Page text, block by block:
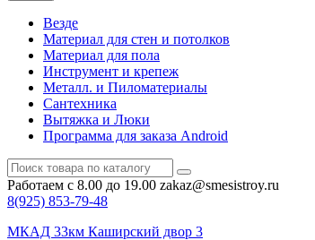
Везде
Материал для стен и потолков
Материал для пола
Инструмент и крепеж
Металл. и Пиломатериалы
Сантехника
Вытяжка и Люки
Программа для заказа Android
Работаем с 8.00 до 19.00 zakaz@smesistroy.ru
8(925) 853-79-48
МКАД 33км Каширский двор 3